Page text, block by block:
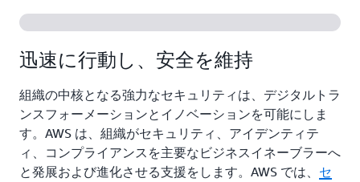
迅速に行動し、安全を維持
組織の中核となる強力なセキュリティは、デジタルトラ
ンスフォーメーションとイノベーションを可能にしま
す。AWS は、組織がセキュリティ、アイデンティテ
ィ、コンプライアンスを主要なビジネスイネーブラーへ
と発展および進化させる支援をします。AWS では、 セ